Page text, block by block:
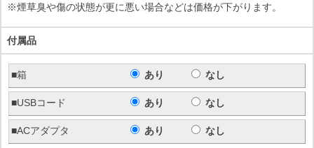
※煙草臭や傷の状態が更に悪い場合などは価格が下がります。
付属品
■箱 あり なし
■USBコード あり なし
■ACアダプタ あり なし